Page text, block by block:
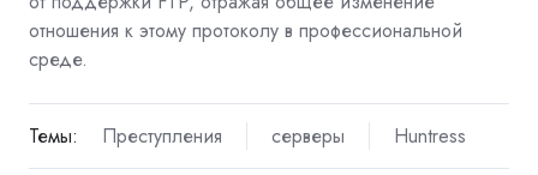
отношения к этому протоколу в профессиональной
среде.
Темы: Преступления серверы Huntress